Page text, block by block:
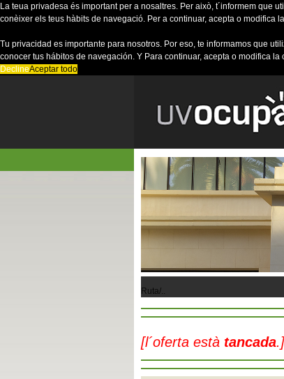
La teua privadesa és important per a nosaltres. Per això, t´informem que
conèixer els teus hàbits de navegació. Per a continuar, acepta o modifica
Tu privacidad es importante para nosotros. Por eso, te informamos que
conocer tus hábitos de navegación. Y Para continuar, acepta o modifica
DeclineAceptar todo
Ruta/..
[l´oferta està tancada.]